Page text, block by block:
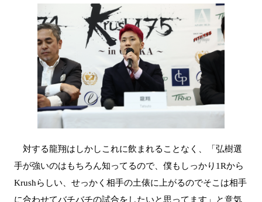
対する龍翔はしかしこれに飲まれることなく、「弘樹選
手が強いのはもちろん知ってるので、僕もしっかり1Rから
Krushらしい、せっかく相手の土俵に上がるのでそこは相手
に合わせてバチバチの試合をしたいと思ってます」と意気